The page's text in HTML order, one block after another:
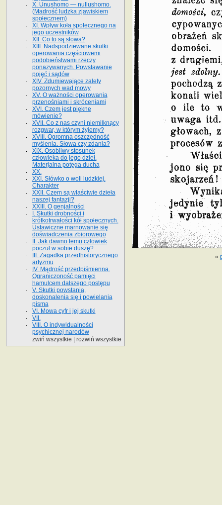
«
X. Unushomo — nullushomo.
(Mądrość ludzka zjawiskiem
społecznem)
XI. Wpływ koła społecznego na
jego uczestników
XII. Co to są słowa?
XIII. Nadspodziewane skutki
operowania częściowemi
podobieństwami rzeczy
ponazywanych. Powstawanie
pojęć i sądów
XIV. Zdumiewające zalety
pozornych wad mowy
XV. O ważności operowania
przenośniami i skróceniami
XVI. Czem jest piękne
mówienie?
XVII. Co z nas czyni niemilknący
rozgwar, w którym żyjemy?
XVIII. Ogromna oszczędność
myślenia. Słowa czy zdania?
XIX. Osobliwy stosunek
człowieka do jego dzieł.
Materjalna potęga ducha
XX.
XXI. Słówko o woli ludzkiej.
Charakter
XXII. Czem są właściwie dzieła
naszej fantazji?
XXIII. O genjalności
I. Skutki drobności i
krótkotrwałości kół społecznych.
Ustawiczne marnowanie się
doświadczenia zbiorowego
II. Jak dawno temu człowiek
poczuł w sobie duszę?
III. Zagadka przedhistorycznego
artyzmu
IV. Mądrość przedpiśmienna.
Ograniczoność pamięci
hamulcem dalszego postępu
V. Skutki powstania,
doskonalenia się i powielania
pisma
VI. Mowa cyfr i jej skutki
VII.
VIII. O indywidualności
psychicznej narodów
zwiń wszystkie
rozwiń wszystkie